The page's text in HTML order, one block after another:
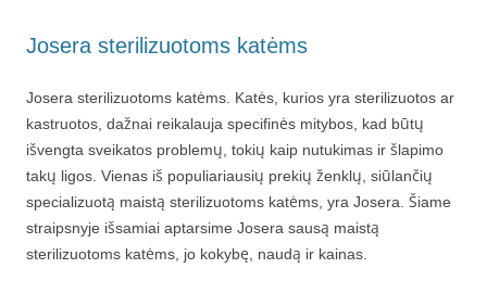
Josera sterilizuotoms katėms
Josera sterilizuotoms katėms. Katės, kurios yra sterilizuotos ar
kastruotos, dažnai reikalauja specifinės mitybos, kad būtų
išvengta sveikatos problemų, tokių kaip nutukimas ir šlapimo
takų ligos. Vienas iš populiariausių prekių ženklų, siūlančių
specializuotą maistą sterilizuotoms katėms, yra Josera. Šiame
straipsnyje išsamiai aptarsime Josera sausą maistą
sterilizuotoms katėms, jo kokybę, naudą ir kainas.